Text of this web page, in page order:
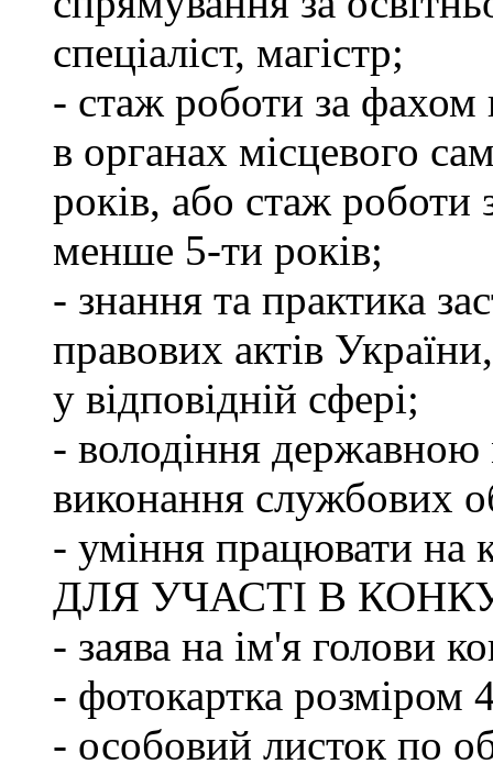
спеціаліст, магістр;
- стаж роботи за фахом
в органах місцевого
років, або стаж
менше 5-ти років;
- знання та практика
правових актів
у відповідній сфері;
- володіння державною
виконання службових
- уміння працювати на
ДЛЯ УЧАСТІ В
- заява на ім'я голови
- фотокартка розміром
- особовий листок по